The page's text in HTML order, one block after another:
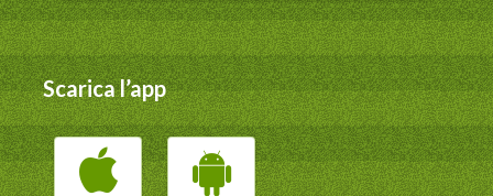
Scarica l’app